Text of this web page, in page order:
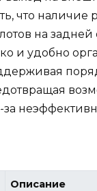
что наличие
на задней
и удобно
Описание